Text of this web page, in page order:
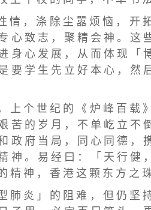
情 ， 涤 除 尘 嚣 烦 恼 ， 开
心 致 志 ， 聚 精 会 神 。 这
身 心 发 展 ， 从 而 体 现 「
要 学 生 先 立 好 本 心 ， 然
上 个 世 纪 的 《 炉 峰 百 载
苦 的 岁 月 ， 不 单 屹 立 不
政 府 当 局 ， 同 心 同 德 ，
神 。 易 经 曰 ： 「 天 行 健
神 ， 香 港 这 颗 东 方 之
肺 炎 」 的 阻 难 ， 但 仍 坚